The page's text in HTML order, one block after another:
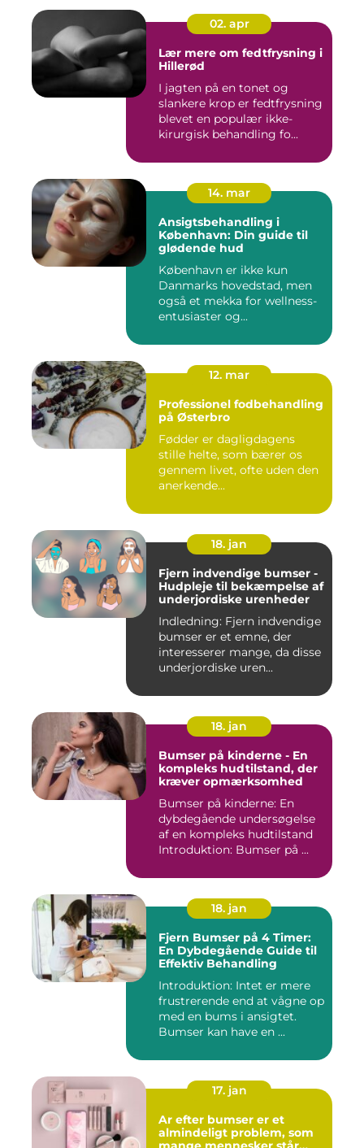
02. apr
Lær mere om fedtfrysning i
Hillerød
I jagten på en tonet og
slankere krop er fedtfrysning
blevet en populær ikke-
kirurgisk behandling fo...
14. mar
Ansigtsbehandling i
København: Din guide til
glødende hud
København er ikke kun
Danmarks hovedstad, men
også et mekka for wellness-
entusiaster og...
12. mar
Professionel fodbehandling
på Østerbro
Fødder er dagligdagens
stille helte, som bærer os
gennem livet, ofte uden den
anerkende...
18. jan
Fjern indvendige bumser -
Hudpleje til bekæmpelse af
underjordiske urenheder
Indledning: Fjern indvendige
bumser er et emne, der
interesserer mange, da disse
underjordiske uren...
18. jan
Bumser på kinderne - En
kompleks hudtilstand, der
kræver opmærksomhed
Bumser på kinderne: En
dybdegående undersøgelse
af en kompleks hudtilstand
Introduktion: Bumser på ...
18. jan
Fjern Bumser på 4 Timer:
En Dybdegående Guide til
Effektiv Behandling
Introduktion: Intet er mere
frustrerende end at vågne op
med en bums i ansigtet.
Bumser kan have en ...
17. jan
Ar efter bumser er et
almindeligt problem, som